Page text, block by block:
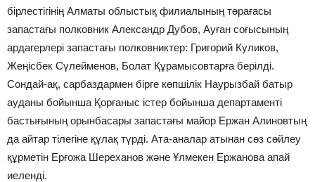
бірлестігінің Алматы облыстық филиалының төрағасы
запастағы полковник Александр Дубов, Ауған соғысының
ардагерлері запастағы полковниктер: Григорий Куликов,
Жеңісбек Сүлейменов, Болат Құрамысовтарға берілді.
Сондай-ақ, сарбаздармен бірге көпшілік Наурызбай батыр
ауданы бойынша Қорғаныс істер бойынша департаменті
бастығының орынбасары запастағы майор Ержан Алиновтың
да айтар тілегіне құлақ түрді. Ата-аналар атынан сөз сөйлеу
құрметін Ерғожа Шереханов және Ұлмекен Ержанова апай
иеленді.